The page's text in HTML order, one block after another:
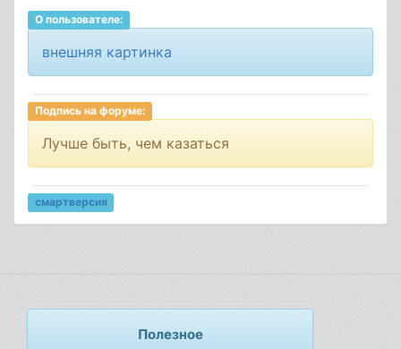
О пользователе:
внешняя картинка
Подпись на форуме:
Лучше быть, чем казаться
смартверсия
Полезное